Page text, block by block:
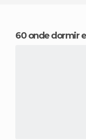
60 onde dormir